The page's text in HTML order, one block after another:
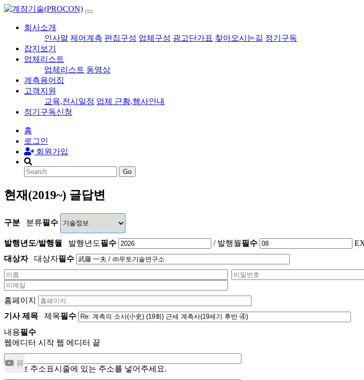
회사소개
인사말 제어계측 편집구성 업체구성 광고단가표 찾아오시는길 정기구독
잡지보기
업체리스트
업체리스트 동영상
계측용어집
고객지원
교육,전시일정 업체 근황,행사안내
정기구독신청
홈
로그인
회원가입
Go
현재(2019~) 글답변
구분 분류필수
발행년도/발행월 발행년도필수 / 발행월필수
대상자
대상자필수
홈페이지
기사 제목
제목필수
내용필수
웹에디터 시작 웹 에디터 끝
유
유뷰브 주소표시줄에 있는 주소를 넣어주세요.